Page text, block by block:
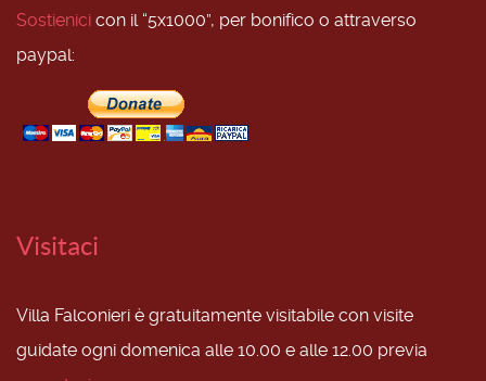
Sostienici con il “5x1000”, per bonifico o attraverso
paypal:
Visitaci
Villa Falconieri è gratuitamente visitabile con visite
guidate ogni domenica alle 10.00 e alle 12.00 previa